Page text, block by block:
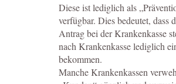
Diese ist lediglich als
verfügbar. Dies bedeutet, dass
Antrag bei der Krankenkasse
nach Krankenkasse lediglich
bekommen.
Manche Krankenkassen